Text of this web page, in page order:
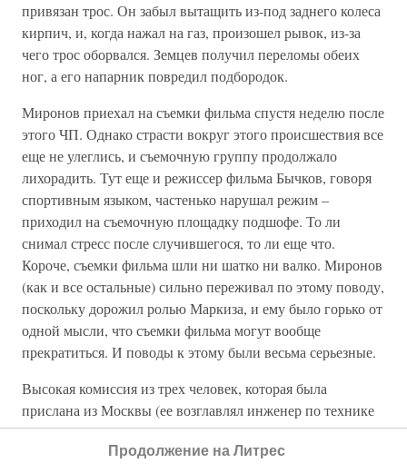
привязан трос. Он забыл вытащить из-под заднего колеса
кирпич, и, когда нажал на газ, произошел рывок, из-за
чего трос оборвался. Земцев получил переломы обеих
ног, а его напарник повредил подбородок.
Миронов приехал на съемки фильма спустя неделю после
этого ЧП. Однако страсти вокруг этого происшествия все
еще не улеглись, и съемочную группу продолжало
лихорадить. Тут еще и режиссер фильма Бычков, говоря
спортивным языком, частенько нарушал режим –
приходил на съемочную площадку подшофе. То ли
снимал стресс после случившегося, то ли еще что.
Короче, съемки фильма шли ни шатко ни валко. Миронов
(как и все остальные) сильно переживал по этому поводу,
поскольку дорожил ролью Маркиза, и ему было горько от
одной мысли, что съемки фильма могут вообще
прекратиться. И поводы к этому были весьма серьезные.
Высокая комиссия из трех человек, которая была
прислана из Москвы (ее возглавлял инженер по технике
безопасности Е. Толстов), разобралась с ЧП, выявила
степень вины каждого из участников инцидента и
Продолжение на Литрес